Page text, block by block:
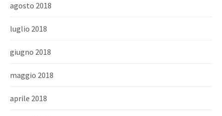
agosto 2018
luglio 2018
giugno 2018
maggio 2018
aprile 2018